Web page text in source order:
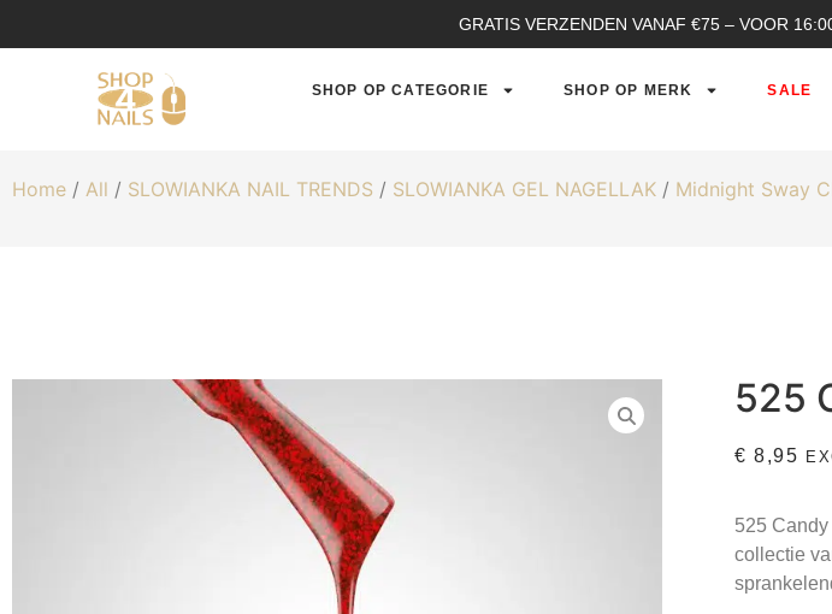
GRATIS VERZENDEN VANAF €75 – VOOR
SHOP OP CATEGORIE SHOP OP MERK SALE
Home / All / SLOWIANKA NAIL TRENDS / SLOWIANKA GEL NAGELLAK / Midnight Sway
525
€ 8,95
525
collectie